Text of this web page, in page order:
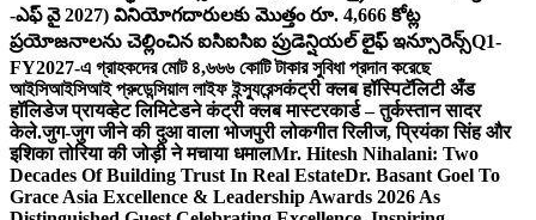
-ఎఫ్ వై 2027) వినియోగదారులకు మొత్తం రూ. 4,666 కోట్ల
ప్రయోజనాలను చెల్లించిన ఐసిఐసిఐ ప్రుడెన్షియల్ లైఫ్ ఇన్సూరెన్స్Q1-
FY2027-এ গ্রাহকদের মোট ৪,৬৬৬ কোটি টাকার সুবিধা প্রদান করেছে
আইসিআইসিআই প্রুডেন্সিয়াল লাইফ ইন্স্যুরেন্সकंट्री क्लब हॉस्पिटॅलिटी अँड
हॉलिडेज प्रायव्हेट लिमिटेडने कंट्री क्लब मास्टरकार्ड – तुर्कस्तान सादर
केले.जुग-जुग जीने की दुआ वाला भोजपुरी लोकगीत रिलीज, प्रियंका सिंह और
इशिका तोरिया की जोड़ी ने मचाया धमालMr. Hitesh Nihalani: Two
Decades Of Building Trust In Real EstateDr. Basant Goel To
Grace Asia Excellence & Leadership Awards 2026 As